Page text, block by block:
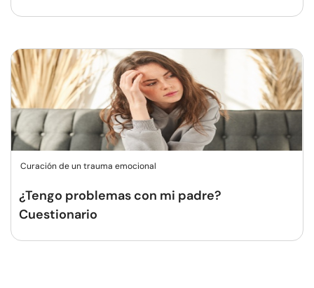
Curación de un trauma emocional
¿Tengo problemas con mi padre?
Cuestionario